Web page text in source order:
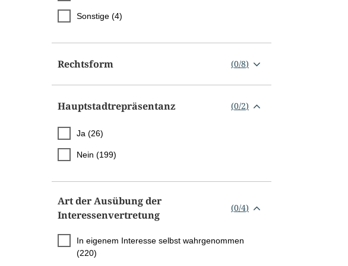
Sonstige (4)
Rechtsform (0/8)
Hauptstadtrepräsentanz (0/2)
Ja (26)
Nein (199)
Art der Ausübung der
Interessenvertretung
(0/4)
In eigenem Interesse selbst wahrgenommen
(220)